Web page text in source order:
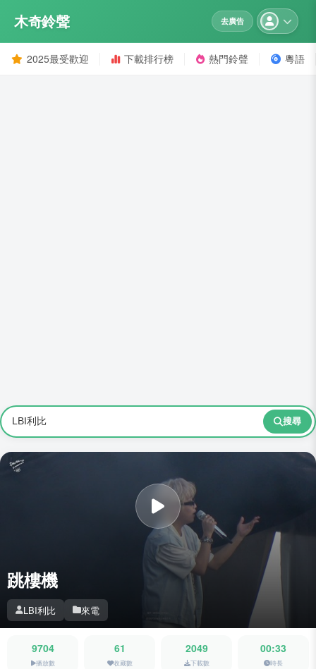
木奇鈴聲 去廣告
2025最受歡迎 下載排行榜 熱門鈴聲 粵語
搜尋
跳樓機
LBI利比 來電
9704
播放數
61
收藏數
2049
下載數
00:33
時長